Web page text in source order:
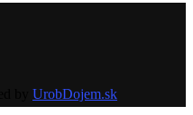
UrobDojem.sk